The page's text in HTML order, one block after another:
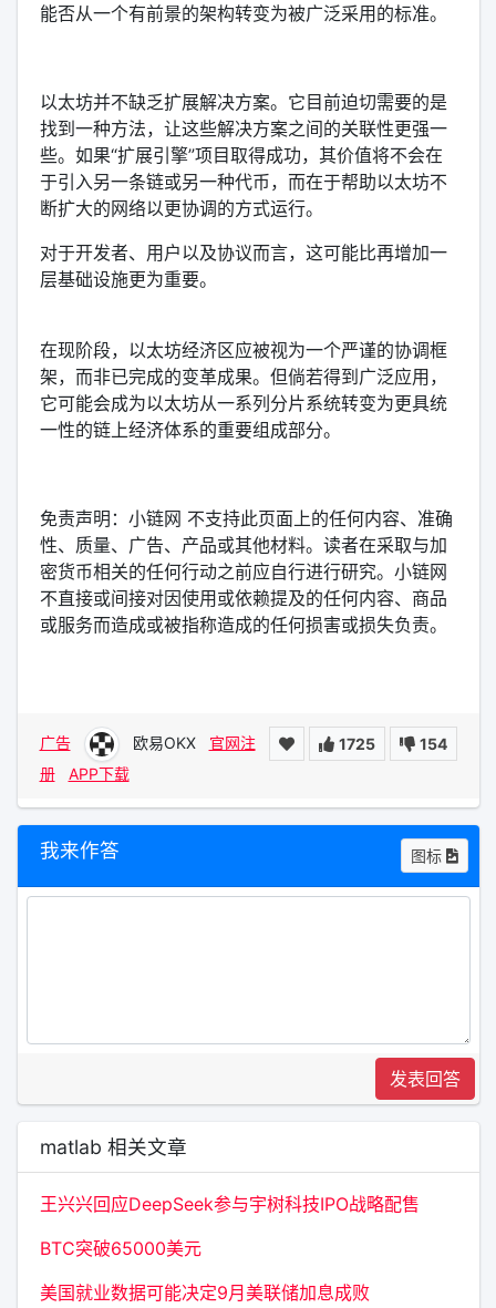
能否从一个有前景的架构转变为被广泛采用的标准。
以太坊并不缺乏扩展解决方案。它目前迫切需要的是
找到一种方法，让这些解决方案之间的关联性更强一
些。如果“扩展引擎”项目取得成功，其价值将不会在
于引入另一条链或另一种代币，而在于帮助以太坊不
断扩大的网络以更协调的方式运行。
对于开发者、用户以及协议而言，这可能比再增加一
层基础设施更为重要。
在现阶段，以太坊经济区应被视为一个严谨的协调框
架，而非已完成的变革成果。但倘若得到广泛应用，
它可能会成为以太坊从一系列分片系统转变为更具统
一性的链上经济体系的重要组成部分。
免责声明：小链网 不支持此页面上的任何内容、准确
性、质量、广告、产品或其他材料。读者在采取与加
密货币相关的任何行动之前应自行进行研究。小链网
不直接或间接对因使用或依赖提及的任何内容、商品
或服务而造成或被指称造成的任何损害或损失负责。
1725 154
广告 欧易OKX
官网注
册
APP下载
我来作答 图标
发表回答
matlab 相关文章
王兴兴回应DeepSeek参与宇树科技IPO战略配售
BTC突破65000美元
美国就业数据可能决定9月美联储加息成败